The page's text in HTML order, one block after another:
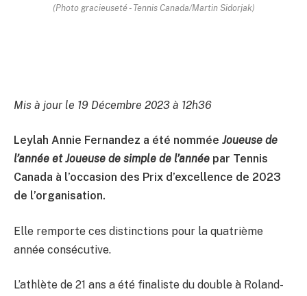
(Photo gracieuseté - Tennis Canada/Martin Sidorjak)
Mis à jour le 19 Décembre 2023 à 12h36
Leylah Annie Fernandez a été nommée Joueuse de
l’année etJoueuse de simple de l’année par Tennis
Canada à l’occasion des Prix d’excellence de 2023
de l’organisation.
Elle remporte ces distinctions pour la quatrième
année consécutive.
L’athlète de 21 ans a été finaliste du double à Roland-